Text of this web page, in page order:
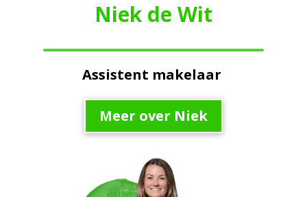
Niek de Wit
Assistent makelaar
Meer over Niek